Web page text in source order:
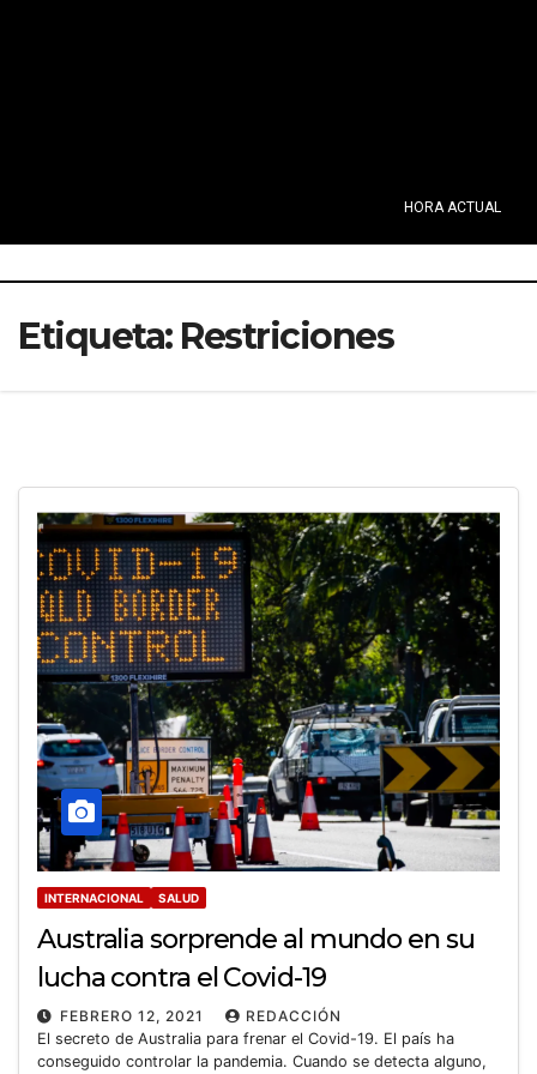
HORA ACTUAL
Etiqueta: Restriciones
INTERNACIONAL SALUD
Australia sorprende al mundo en su
lucha contra el Covid-19
FEBRERO 12, 2021
REDACCIÓN
El secreto de Australia para frenar el Covid-19. El país ha
conseguido controlar la pandemia. Cuando se detecta alguno,